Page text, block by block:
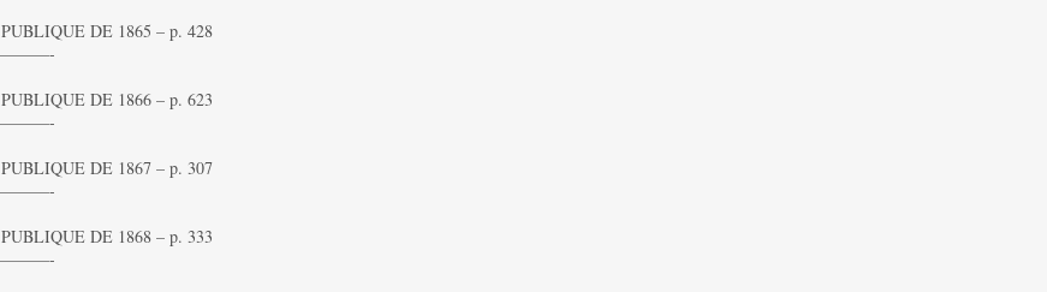
DE 1865 – p. 428
DE 1866 – p. 623
DE 1867 – p. 307
DE 1868 – p. 333